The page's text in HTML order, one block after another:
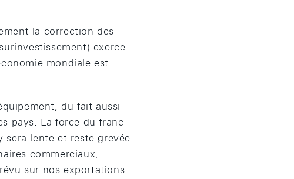
la correction des
exerce
mondiale est
du fait aussi
pays. La force du franc
sera lente et reste grevée
commerciaux,
sur nos exportations